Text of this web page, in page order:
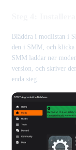
Bläddra i modlistan i
den i SMM, och klicka
SMM laddar ner
version, och skriver
enda steg.